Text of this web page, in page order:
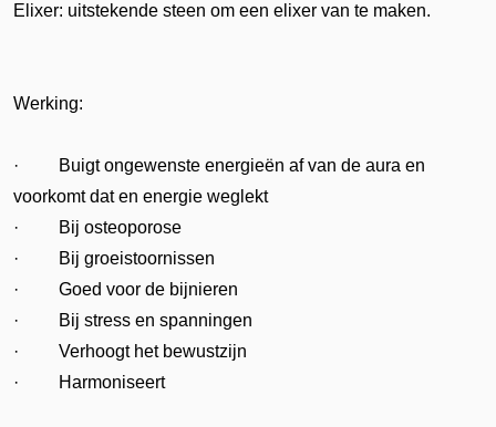
Elixer: uitstekende steen om een elixer van te maken.
Werking:
· Buigt ongewenste energieën af van de aura en
voorkomt dat en energie weglekt
· Bij osteoporose
· Bij groeistoornissen
· Goed voor de bijnieren
· Bij stress en spanningen
· Verhoogt het bewustzijn
· Harmoniseert